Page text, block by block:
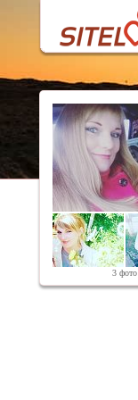
3 фото